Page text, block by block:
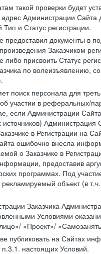
такой проверки будет
Администрации
и Статус регистрации.
предоставил документы в
Заказчиком
либо присвоить Статус
по
поиск персонала для
участии в реферальных/
если Администрации
в Регистрации на
ошибочно внесла
о Заказчике в
предоставив
программах. Под
объект (в
Заказчика
Условиями
«Проект»/
публиковать на Сайтах
настоящих Условий.